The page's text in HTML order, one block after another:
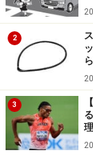
＞次ページ：
ど……
※記事内容は執筆
2
3